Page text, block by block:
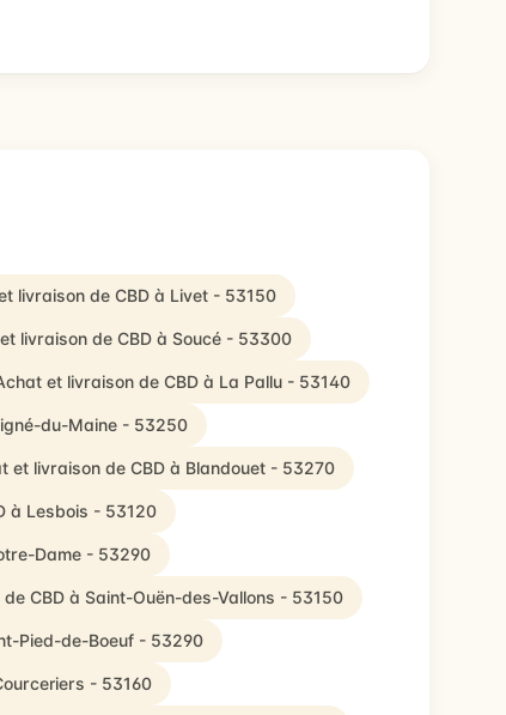
livraison de CBD à Livet - 53150
livraison de CBD à Soucé - 53300
et livraison de CBD à La Pallu - 53140
du-Maine - 53250
et livraison de CBD à Blandouet - 53270
à Lesbois - 53120
Dame - 53290
CBD à Saint-Ouën-des-Vallons - 53150
Pied-de-Boeuf - 53290
- 53160